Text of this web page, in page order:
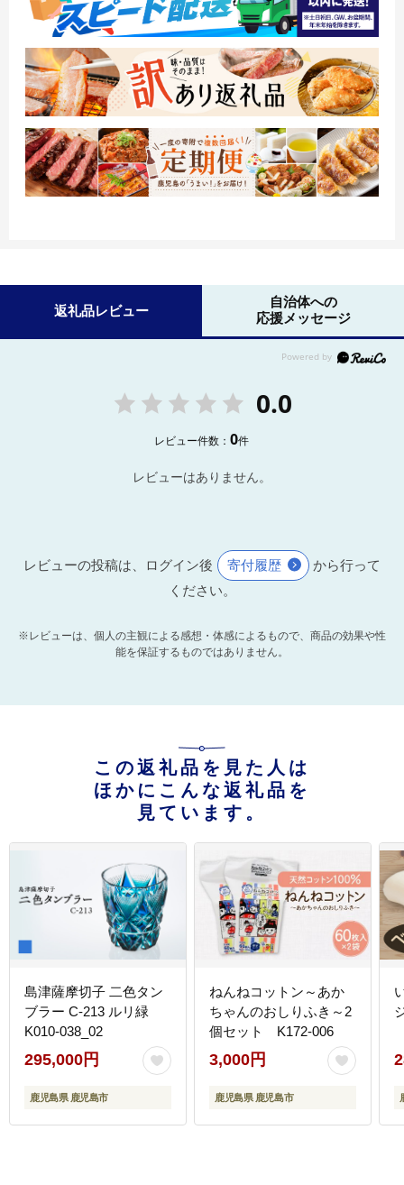
返礼品レビュー
自治体への
応援メッセージ
0.0
レビュー件数：0件
レビューはありません。
レビューの投稿は、ログイン後 寄付履歴
から行って
ください。
※レビューは、個人の主観による感想・体感によるもので、商品の効果や性
能を保証するものではありません。
この返礼品を見た人は
ほかにこんな返礼品を
見ています。
島津薩摩切子 二色タン
ブラー C-213 ルリ緑
K010-038_02
295,000円
鹿児島県 鹿児島市
ねんねコットン～あか
ちゃんのおしりふき～2
個セット K172-006
3,000円
鹿児島県 鹿児島市